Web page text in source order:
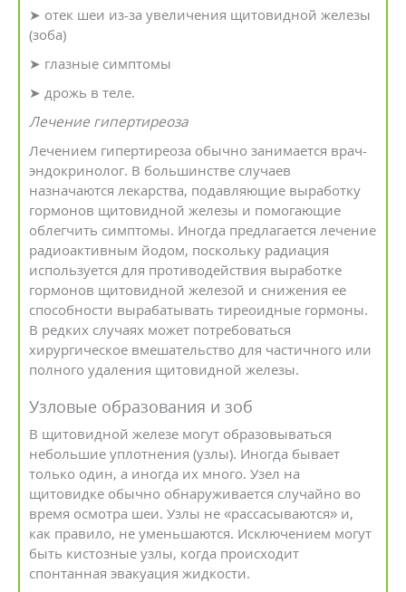
➤ отек шеи из-за увеличения щитовидной железы
(зоба)
➤ глазные симптомы
➤ дрожь в теле.
Лечение гипертиреоза
Лечением гипертиреоза обычно занимается врач-
эндокринолог. В большинстве случаев
назначаются лекарства, подавляющие выработку
гормонов щитовидной железы и помогающие
облегчить симптомы. Иногда предлагается лечение
радиоактивным йодом, поскольку радиация
используется для противодействия выработке
гормонов щитовидной железой и снижения ее
способности вырабатывать тиреоидные гормоны.
В редких случаях может потребоваться
хирургическое вмешательство для частичного или
полного удаления щитовидной железы.
Узловые образования и зоб
В щитовидной железе могут образовываться
небольшие уплотнения (узлы). Иногда бывает
только один, а иногда их много. Узел на
щитовидке обычно обнаруживается случайно во
время осмотра шеи. Узлы не «рассасываются» и,
как правило, не уменьшаются. Исключением могут
быть кистозные узлы, когда происходит
спонтанная эвакуация жидкости.